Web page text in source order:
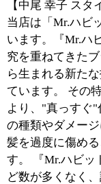
月ごとのイベントとして
ムを催しています。トリ
ささやかな景品ではあり
楽しみの1つとなればと
1人ひとりのお客様に満
れるよう、一期一会の
うぞお気軽にいらしてく
※上記記事は2013.12に
情報時間の経過による
ください。